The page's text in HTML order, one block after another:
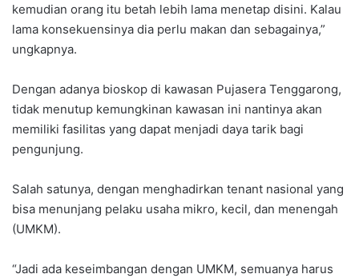
kemudian orang itu betah lebih lama menetap disini. Kalau
lama konsekuensinya dia perlu makan dan sebagainya,”
ungkapnya.
Dengan adanya bioskop di kawasan Pujasera Tenggarong,
tidak menutup kemungkinan kawasan ini nantinya akan
memiliki fasilitas yang dapat menjadi daya tarik bagi
pengunjung.
Salah satunya, dengan menghadirkan tenant nasional yang
bisa menunjang pelaku usaha mikro, kecil, dan menengah
(UMKM).
“Jadi ada keseimbangan dengan UMKM, semuanya harus